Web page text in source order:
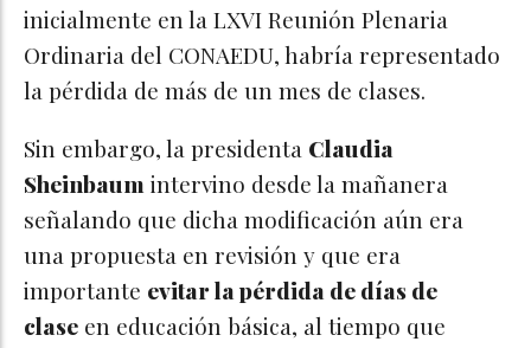
inicialmente en la LXVI Reunión Plenaria
Ordinaria del CONAEDU, habría representado
la pérdida de más de un mes de clases.
Sin embargo, la presidenta Claudia
Sheinbaum intervino desde la mañanera
señalando que dicha modificación aún era
una propuesta en revisión y que era
importante evitar la pérdida de días de
clase en educación básica, al tiempo que